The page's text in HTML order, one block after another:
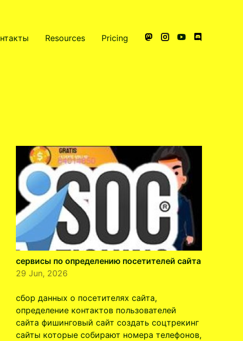
Resources Pricing
сервисы по определению посетителей сайта
29 Jun, 2026
сбор данных о посетителях сайта,
определение контактов пользователей
сайта фишинговый сайт создать соцтрекинг
сайты которые собирают номера телефонов,